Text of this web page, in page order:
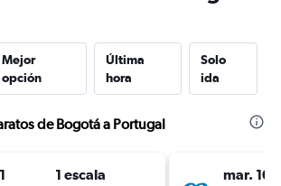
Mejor
opción
Última
hora
Solo
ida
de Bogotá a Portugal
1 escala mar. 10/